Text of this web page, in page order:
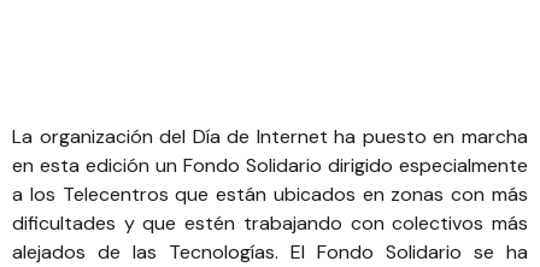
La organización del Día de Internet ha puesto en marcha
en esta edición un Fondo Solidario dirigido especialmente
a los Telecentros que están ubicados en zonas con más
dificultades y que estén trabajando con colectivos más
alejados de las Tecnologías. El Fondo Solidario se ha